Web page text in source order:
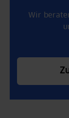
Wir